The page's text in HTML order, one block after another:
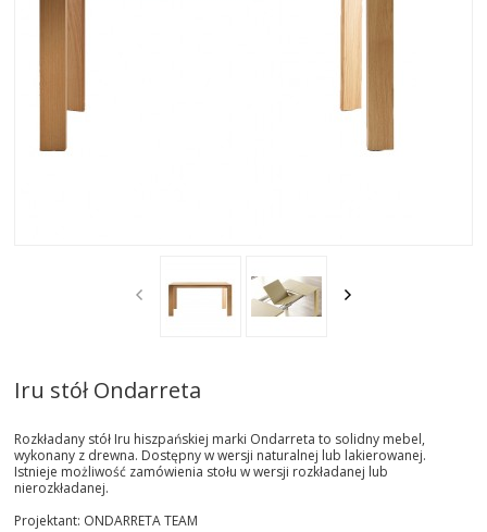
STREFA-PROJEKTANTA
Iru stół Ondarreta
Rozkładany stół Iru hiszpańskiej marki Ondarreta to solidny mebel,
wykonany z drewna. Dostępny w wersji naturalnej lub lakierowanej.
Istnieje możliwość zamówienia stołu w wersji rozkładanej lub
nierozkładanej.
Projektant: ONDARRETA TEAM